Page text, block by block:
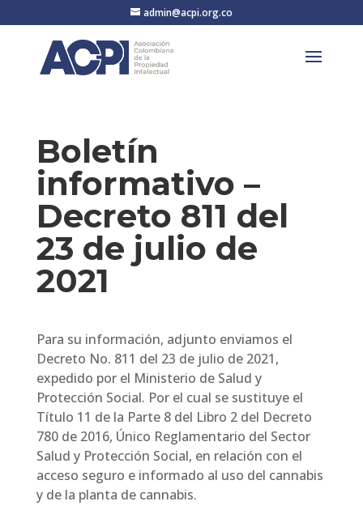
admin@acpi.org.co
Boletín
informativo –
Decreto 811 del
23 de julio de
2021
Para su información, adjunto enviamos el
Decreto No. 811 del 23 de julio de 2021,
expedido por el Ministerio de Salud y
Protección Social. Por el cual se sustituye el
Título 11 de la Parte 8 del Libro 2 del Decreto
780 de 2016, Único Reglamentario del Sector
Salud y Protección Social, en relación con el
acceso seguro e informado al uso del cannabis
y de la planta de cannabis.